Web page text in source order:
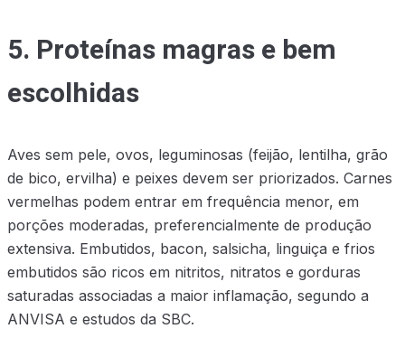
5. Proteínas magras e bem
escolhidas
Aves sem pele, ovos, leguminosas (feijão, lentilha, grão
de bico, ervilha) e peixes devem ser priorizados. Carnes
vermelhas podem entrar em frequência menor, em
porções moderadas, preferencialmente de produção
extensiva. Embutidos, bacon, salsicha, linguiça e frios
embutidos são ricos em nitritos, nitratos e gorduras
saturadas associadas a maior inflamação, segundo a
ANVISA e estudos da SBC.